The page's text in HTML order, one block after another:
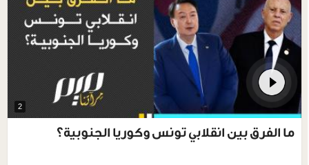
2
ما الفرق بين انقلابي تونس وكوريا الجنوبية؟